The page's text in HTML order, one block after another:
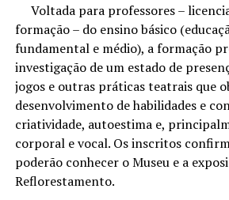
Voltada para professores –
formação – do ensino básico
fundamental e médio), a formação
investigação de um estado de
jogos e outras práticas teatrais que
desenvolvimento de habilidades e
criatividade, autoestima e,
corporal e vocal. Os inscritos
poderão conhecer o Museu e a
Reflorestamento.